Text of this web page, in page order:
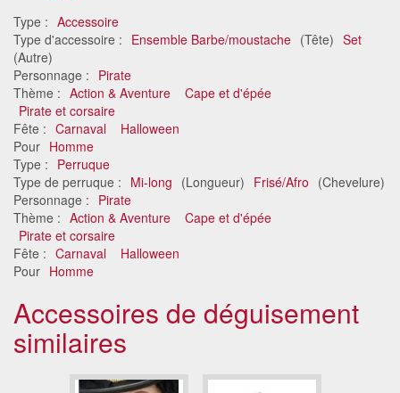
Type : Accessoire
Type d'accessoire : Ensemble Barbe/moustache (Tête) Set
(Autre)
Personnage : Pirate
Thème : Action & Aventure
Cape et d'épée
Pirate et corsaire
Fête : Carnaval
Halloween
Pour Homme
Type : Perruque
Type de perruque : Mi-long (Longueur) Frisé/Afro (Chevelure)
Personnage : Pirate
Thème : Action & Aventure
Cape et d'épée
Pirate et corsaire
Fête : Carnaval
Halloween
Pour Homme
Accessoires de déguisement
similaires